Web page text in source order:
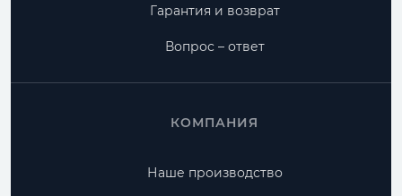
Гарантия и возврат
Вопрос – ответ
КОМПАНИЯ
Наше производство